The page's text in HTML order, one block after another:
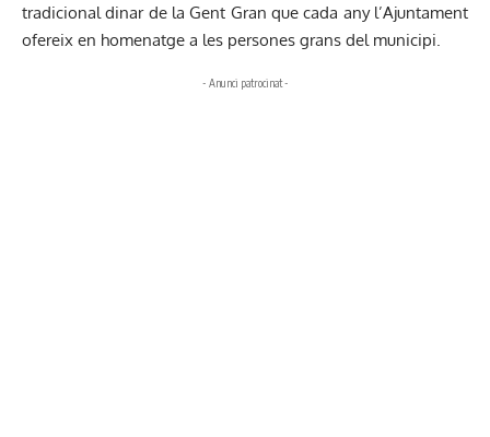
tradicional dinar de la Gent Gran que cada any l’Ajuntament
ofereix en homenatge a les persones grans del municipi.
- Anunci patrocinat -